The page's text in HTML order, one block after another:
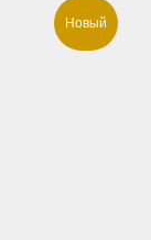
Новый